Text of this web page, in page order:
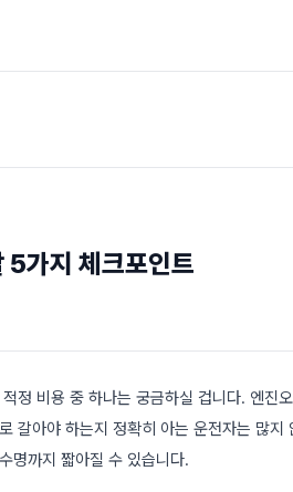
5가지 체크포인트
정 비용 중 하나는 궁금하실 겁니다. 엔진
갈아야 하는지 정확히 아는 운전자는 많지
명까지 짧아질 수 있습니다.